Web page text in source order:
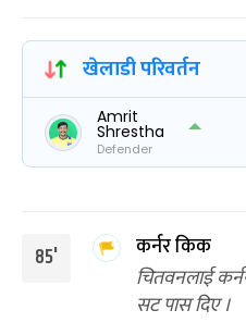
खेलाडी परिवर्तन
Amrit
Shrestha
Defender
85'
कर्नर किक
चितवनलाई
सट पास दिए ।